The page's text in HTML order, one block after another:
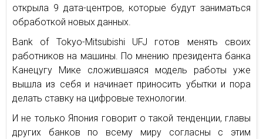
открыла 9 дата-центров, которые будут заниматься
обработкой новых данных.
Bank of Tokyo-Mitsubishi UFJ готов менять своих
работников на машины. По мнению президента банка
Канецугу Мике сложившаяся модель работы уже
вышла из себя и начинает приносить убытки и пора
делать ставку на цифровые технологии.
И не только Япония говорит о такой тенденции, главы
других банков по всему миру согласны с этим